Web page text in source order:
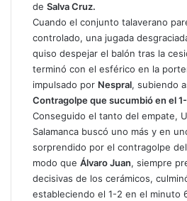
de Salva Cruz.
Cuando el conjunto talaverano
controlado, una jugada
quiso despejar el balón tras la
terminó con el esférico en la
impulsado por Nespral, subiendo
Contragolpe que sucumbió en el
Conseguido el tanto del empate,
Salamanca buscó uno más y en
sorprendido por el contragolpe del
modo que Álvaro Juan, siempre
decisivas de los cerámicos,
estableciendo el 1-2 en el minuto